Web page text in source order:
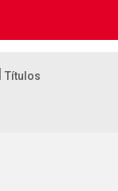
Títulos